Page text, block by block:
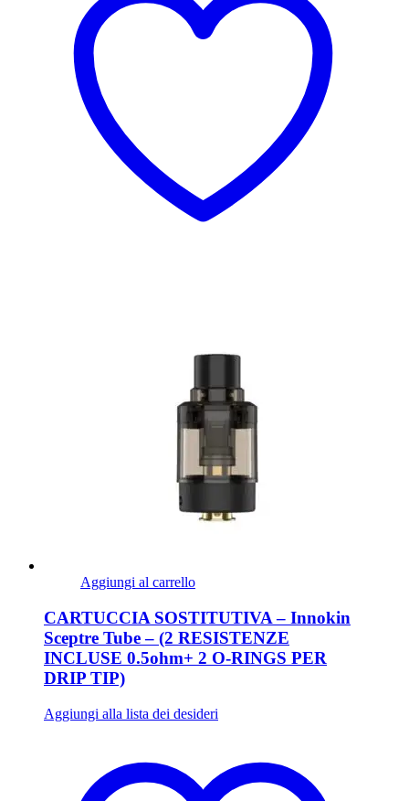
Aggiungi al carrello
CARTUCCIA SOSTITUTIVA – Innokin
Sceptre Tube – (2 RESISTENZE
INCLUSE 0.5ohm+ 2 O-RINGS PER
DRIP TIP)
Aggiungi alla lista dei desideri